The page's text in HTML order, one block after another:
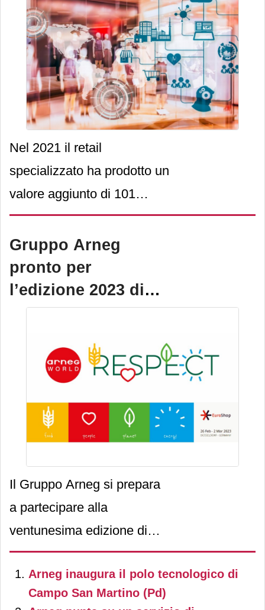
Nel 2021 il retail
specializzato ha prodotto un
valore aggiunto di 101
miliardi di euro - 3 volte
quello dell’industria
alimentare e delle bevande
-, attivando un giro d’affari
di 451 miliardi. Il settore dà
modo indotto, a 2,6 milioni
di persone (5 volte
l’industria del tessile-
abbigliamento) e porta
investimenti, per la sola
Italia, di 9,7 miliardi di euro.
Gruppo Arneg
pronto per
l’edizione 2023 di
Euroshop
Il Gruppo Arneg si prepara
a partecipare alla
ventunesima edizione di
Euroshop, l'evento
internazionalepiù
importantenel settore del
Arneg inaugura il polo tecnologico di
Campo San Martino (Pd)